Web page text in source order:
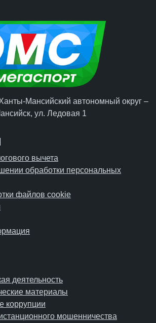
Мансийский автономный округ –
, ул. Ледовая 1
вычета
обработки персональных
файлов cookie
деятельность
материалы
коррупции
мошенничества